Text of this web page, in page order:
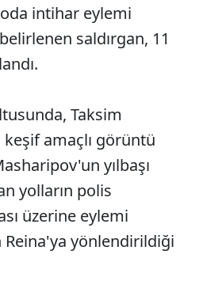
intihar eylemi
saldırgan, 11
Taksim
keşif amaçlı görüntü
yılbaşı
yolların polis
üzerine eylemi
yönlendirildiği